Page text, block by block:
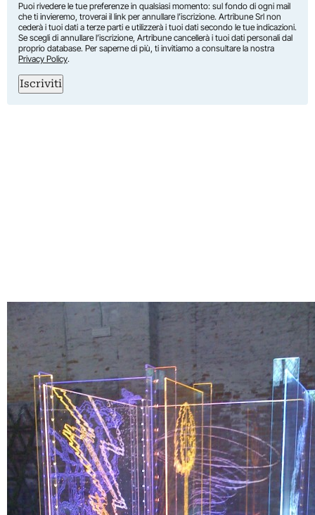
Puoi rivedere le tue preferenze in qualsiasi momento: sul fondo di ogni mail
che ti invieremo, troverai il link per annullare l’iscrizione. Artribune Srl non
cederà i tuoi dati a terze parti e utilizzerà i tuoi dati secondo le tue indicazioni.
Se scegli di annullare l’iscrizione, Artribune cancellerà i tuoi dati personali dal
proprio database. Per saperne di più, ti invitiamo a consultare la nostra
Privacy Policy.
Iscriviti